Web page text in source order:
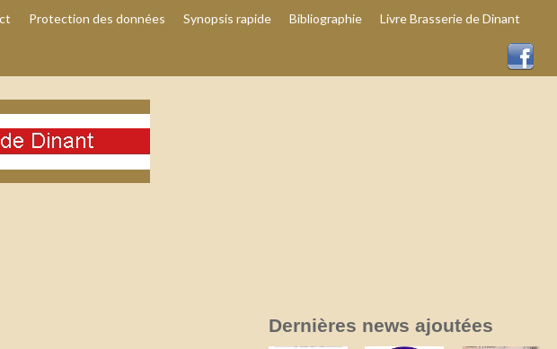
Protection des données Synopsis rapide Bibliographie Livre Brasserie de Dinant
Dernières news ajoutées